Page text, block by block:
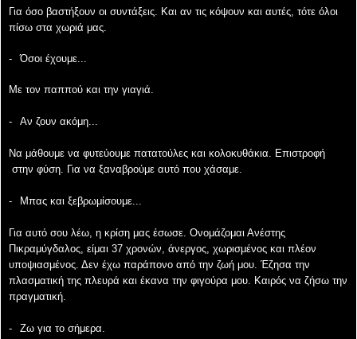
Για όσο βαστήξουν οι συντάξεις. Και αν τις κόψουν και αυτές, τότε όλοι
πίσω στα χωριά μας.
- Όσοι έχουμε...
Με τον παππού και την γιαγιά.
- Αν ζουν ακόμη...
Να μάθουμε να φυτεύουμε πατατούλες και κολοκυθάκια. Επιστροφή
στην φύση. Για να ξαναβρούμε αυτό που χάσαμε.
- Μπας και ξεβρωμίσουμε...
Για αυτό σου λέω, η κρίση μας έσωσε. Ονομάζομαι Ανέστης
Πικραμύγδαλος, είμαι 37 χρονών, άνεργος, χωρισμένος και πλέον
υποψιασμένος. Δεν έχω παράπονο από την ζωή μου. Έζησα την
πλασματική της πλευρά και έκανα την φιγούρα μου. Καιρός να ζήσω την
πραγματική.
- Ζω για το σήμερα.